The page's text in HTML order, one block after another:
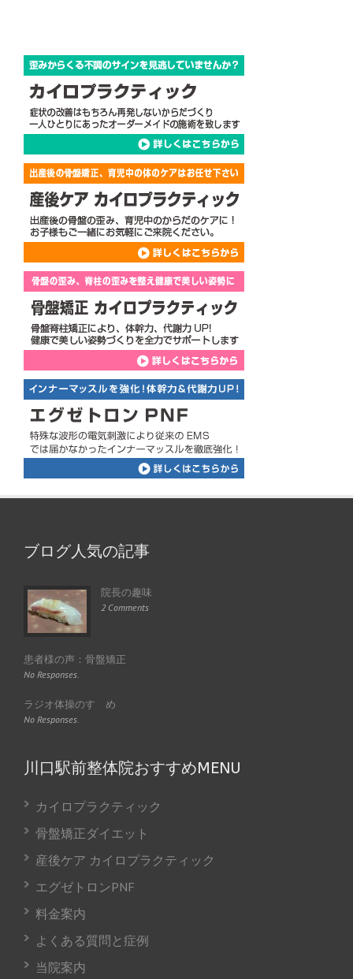
ブログ人気の記事
院長の趣味
2 Comments
患者様の声：骨盤矯正
No Responses.
ラジオ体操のすゝめ
No Responses.
川口駅前整体院おすすめMENU
カイロプラクティック
骨盤矯正ダイエット
産後ケア カイロプラクティック
エグゼトロンPNF
料金案内
よくある質問と症例
当院案内